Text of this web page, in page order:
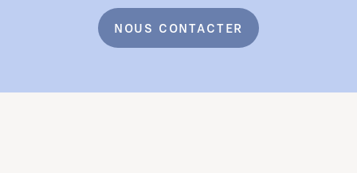
NOUS CONTACTER